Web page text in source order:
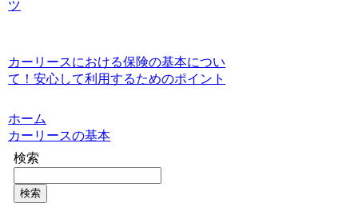
ツ
カーリースにおける保険の基本につい
て！安心して利用するためのポイント
ホーム
カーリースの基本
検索
検索